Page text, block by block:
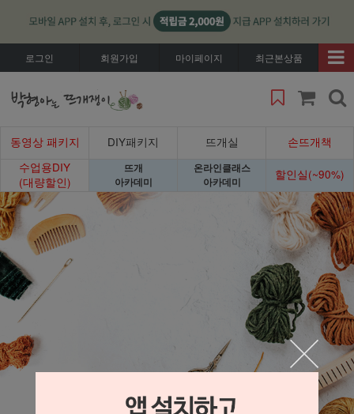
로그인 회원가입 마이페이지 최근본상품
동영상 패키지 DIY패키지 뜨개실
손뜨개책
수업용DIY
(대량할인)
뜨개
아카데미
온라인클래스
아카데미
할인실(~90%)